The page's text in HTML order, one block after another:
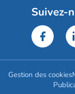
Suivez-
Gestion des cookies